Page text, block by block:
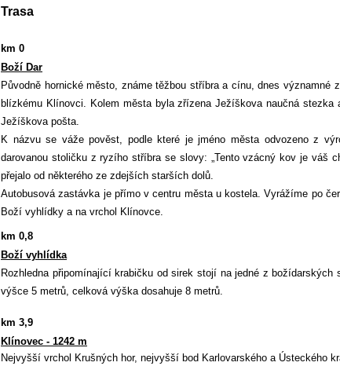
Trasa
km 0
Boží Dar
Původně hornické město, známe těžbou stříbra a cínu, dnes
blízkému Klínovci. Kolem města byla zřízena Ježíškova naučná
Ježíškova pošta.
K názvu se váže pověst, podle které je jméno města odvozeno z
darovanou stoličku z ryzího stříbra se slovy: „Tento vzácný kov je váš
přejalo od některého ze zdejších starších dolů.
Autobusová zastávka je přímo v centru města u kostela. Vyrážíme po
Boží vyhlídky a na vrchol Klínovce.
km 0,8
Boží vyhlídka
Rozhledna připomínající krabičku od sirek stojí na jedné z
výšce 5 metrů, celková výška dosahuje 8 metrů.
km 3,9
Klínovec - 1242 m
Nejvyšší vrchol Krušných hor, nejvyšší bod Karlovarského a Ústeckého